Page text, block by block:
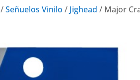
/Señuelos Vinilo / Jighead / Major